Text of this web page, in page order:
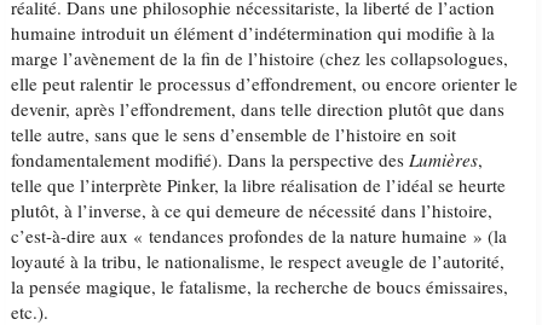
réalité. Dans une philosophie nécessitariste, la liberté de l’action
humaine introduit un élément d’indétermination qui modifie à la
marge l’avènement de la fin de l’histoire (chez les collapsologues,
elle peut ralentir le processus d’effondrement, ou encore orienter le
devenir, après l’effondrement, dans telle direction plutôt que dans
telle autre, sans que le sens d’ensemble de l’histoire en soit
fondamentalement modifié). Dans la perspective desLumières,
telle que l’interprète Pinker, la libre réalisation de l’idéal se heurte
plutôt, à l’inverse, à ce qui demeure de nécessité dans l’histoire,
c’est-à-dire aux « tendances profondes de la nature humaine » (la
loyauté à la tribu, le nationalisme, le respect aveugle de l’autorité,
la pensée magique, le fatalisme, la recherche de boucs émissaires,
etc.).